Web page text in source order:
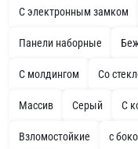
С электронным замком
Панели наборные
С молдингом Со
Массив Серый С
Взломостойкие с